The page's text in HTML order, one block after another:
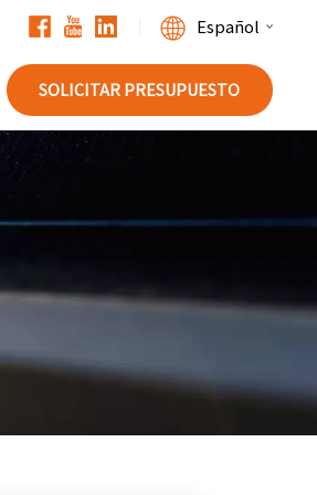
Español
Deutsch
Español
SOLICITAR PRESUPUESTO